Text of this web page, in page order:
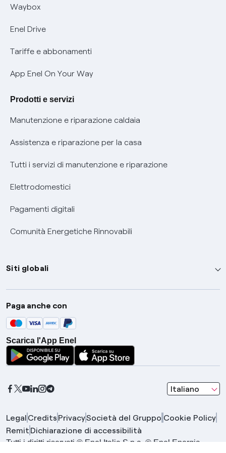
Informativa RAEE
Informativa Privacy AI
Offerta Tutela Vulnerabilità Gas
Mobilità Elettrica
Phishing e truffe online
Verifica chi ti ha chiamato
Agevolazione utenti con disabilità per offerte Fibra
Informativa RAEE
Waybox
Enel Drive
Tariffe e abbonamenti
App Enel On Your Way
Prodotti e servizi
Manutenzione e riparazione caldaia
Assistenza e riparazione per la casa
Tutti i servizi di manutenzione e riparazione
Elettrodomestici
Pagamenti digitali
Comunità Energetiche Rinnovabili
Siti globali
Enel Group
Enel Green Power
Global Trading
Global Procurement
Gridspertise
Paga anche con
Scarica l'App Enel
Italiano
seleziona una
Legal Credits PrivacySocietà del Gruppo Cookie Policy
Remit Dichiarazione di accessibilità
Tutti i diritti riservati © Enel Italia S.p.a. © Enel Energia